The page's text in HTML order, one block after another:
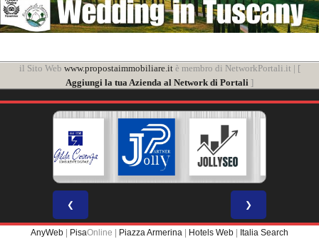
il Sito Web www.propostaimmobiliare.itè membro di NetworkPortali.it | [
Aggiungi la tua Azienda al Network di Portali ]
❮ ❯
AnyWeb PisaOnline | Piazza Armerina Hotels Web Italia Search